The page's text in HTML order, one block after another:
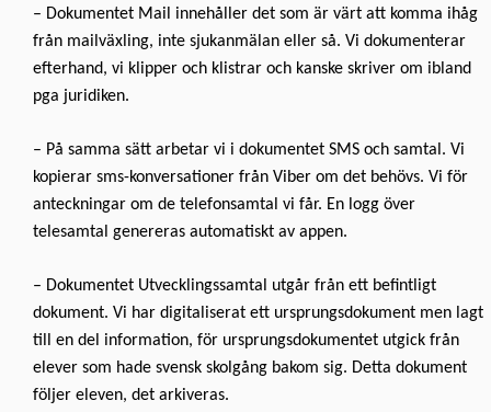
– Dokumentet Mail innehåller det som är värt att komma ihåg
från mailväxling, inte sjukanmälan eller så. Vi dokumenterar
efterhand, vi klipper och klistrar och kanske skriver om ibland
pga juridiken.
– På samma sätt arbetar vi i dokumentet SMS och samtal. Vi
kopierar sms-konversationer från Viber om det behövs. Vi för
anteckningar om de telefonsamtal vi får. En logg över
telesamtal genereras automatiskt av appen.
– Dokumentet Utvecklingssamtal utgår från ett befintligt
dokument. Vi har digitaliserat ett ursprungsdokument men lagt
till en del information, för ursprungsdokumentet utgick från
elever som hade svensk skolgång bakom sig. Detta dokument
följer eleven, det arkiveras.